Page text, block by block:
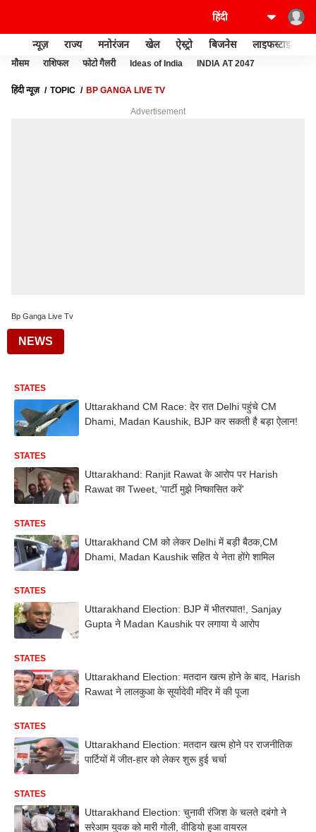
न्यूज़ राज्य मनोरंजन खेल ऐस्ट्रो बिजनेस लाइफस्टाइल
मौसम राशिफल फोटो गैलरी Ideas of India INDIA AT 2047
हिंदी न्यूज़ TOPIC BP GANGA LIVE TV
Advertisement
Bp Ganga Live Tv
NEWS
STATES
Uttarakhand CM Race: देर रात Delhi पहुंचे CM
Dhami, Madan Kaushik, BJP कर सकती है बड़ा ऐलान!
STATES
Uttarakhand: Ranjit Rawat के आरोप पर Harish
Rawat का Tweet, 'पार्टी मुझे निष्कासित करें'
STATES
Uttarakhand CM को लेकर Delhi में बड़ी बैठक,CM
Dhami, Madan Kaushik सहित ये नेता होंगे शामिल
STATES
Uttarakhand Election: BJP में भीतरघात!, Sanjay
Gupta ने Madan Kaushik पर लगाया ये आरोप
STATES
Uttarakhand Election: मतदान खत्म होने के बाद, Harish
Rawat ने लालकुआ के सूर्यादेवी मंदिर में की पूजा
STATES
Uttarakhand Election: मतदान खत्म होने पर राजनीतिक
पार्टियों में जीत-हार को लेकर शुरू हुई चर्चा
STATES
Uttarakhand Election: चुनावी रंजिश के चलते दबंगो ने
सरेआम युवक को मारी गोली, वीडियो हुआ वायरल